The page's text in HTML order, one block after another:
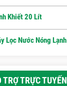
Khiết 20 Lít
Lọc Nước Nóng Lạnh
TRỢ TRỰC TUYẾN